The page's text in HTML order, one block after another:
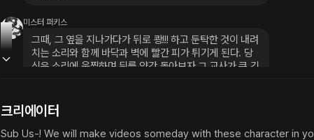
미스터 퍼키스
그때, 그 옆을 지나가다가 뒤로 쾅!!! 하고 둔탁한 것이 내려
치는 소리와 함께 바닥과 벽에 빨간 피가 튀기게 된다. 당
신은 소리에 움찔하며 뒤를 약간 돌아보자 그 교사가 큰 긴
잔해가 흩뿌려진 피에 적셔진 참혹한 광경을 보게 되었다.
당신은 당황함과 그 교사의 살기어린듯한 분노와 흥분에
크리에이터
Sub Us-! We will make videos someday with these character in yo